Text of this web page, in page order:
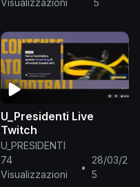
Visualizzazioni
5
U_Presidenti Live
Twitch
U_PRESIDENTI
74
Visualizzazioni
•
28/03/2
5